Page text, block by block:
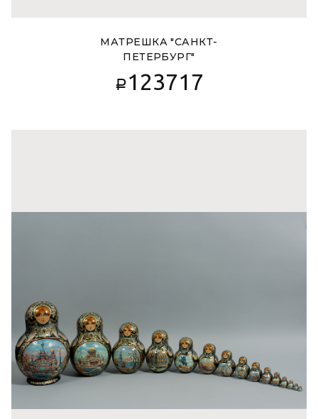
МАТРЕШКА "САНКТ-
ПЕТЕРБУРГ"
Р 123717